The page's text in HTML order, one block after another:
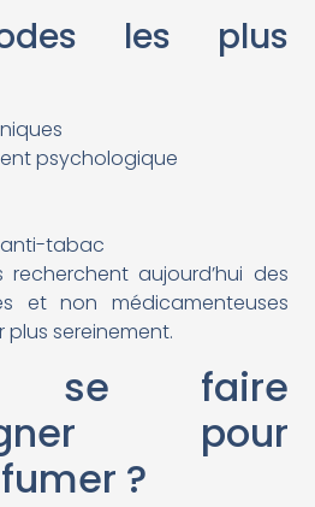
les plus
psychologique
anti-tabac
recherchent aujourd’hui des
et non médicamenteuses
sereinement.
se faire
pour
?